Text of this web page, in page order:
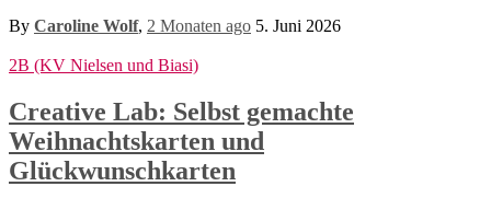
By Caroline Wolf, 2 Monaten ago 5. Juni 2026
2B (KV Nielsen und Biasi)
Creative Lab: Selbst gemachte
Weihnachtskarten und
Glückwunschkarten